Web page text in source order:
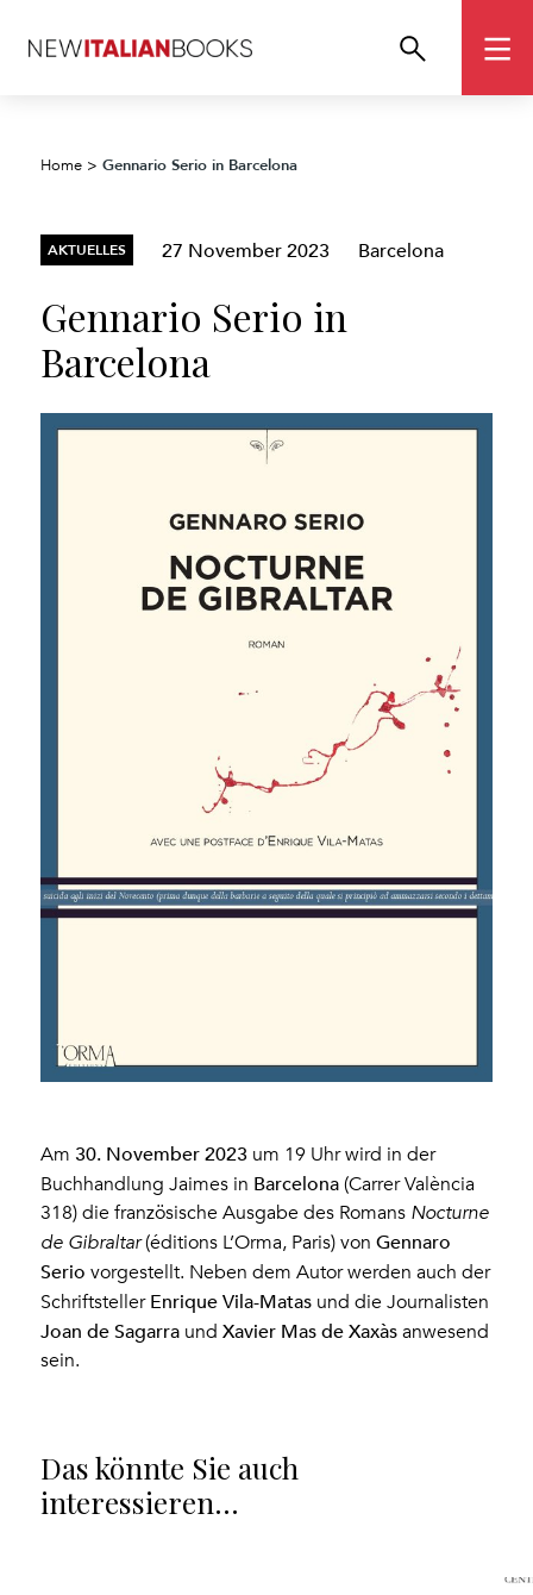
Home >Gennario Serio in Barcelona
AKTUELLES 27 November 2023 Barcelona
Gennario Serio in
Barcelona
Am 30. November 2023 um 19 Uhr wird in der
Buchhandlung Jaimes in Barcelona (Carrer València
318) die französische Ausgabe des Romans Nocturne
de Gibraltar(éditions L’Orma, Paris) vonGennaro
Serio vorgestellt. Neben dem Autor werden auch der
Schriftsteller Enrique Vila-Matas und die Journalisten
Joan de Sagarra und Xavier Mas de Xaxàs anwesend
sein.
Das könnte Sie auch
interessieren…